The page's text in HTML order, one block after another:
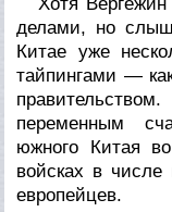
делами, но
Китае уже
тайпингами —
переменным
южного Китая
войсках в
европейцев.